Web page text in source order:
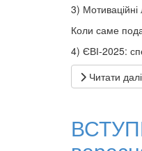
3)
Коли саме
4) ЄВІ-2025:
Читати